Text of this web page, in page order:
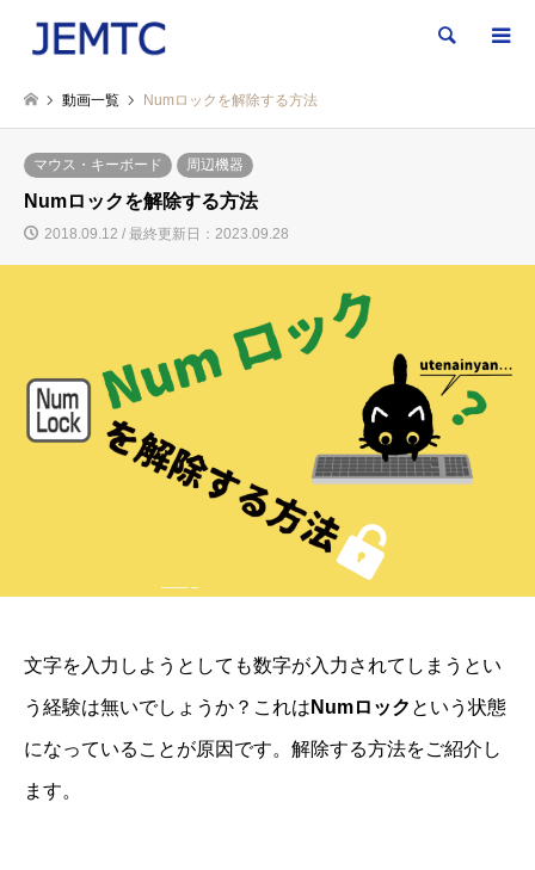
検索
動画一覧 Numロックを解除する方法
マウス・キーボード 周辺機器
Numロックを解除する方法
2018.09.12 / 最終更新日：2023.09.28
文字を入力しようとしても数字が入力されてしまうとい
う経験は無いでしょうか？これは Numロック という状態
になっていることが原因です。解除する方法をご紹介し
ます。